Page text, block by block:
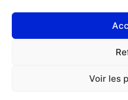
Voir les